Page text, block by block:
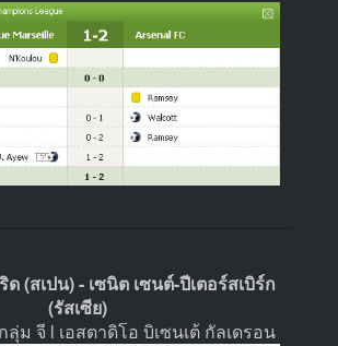
(สเปน) - เซนิต เซนต์-ปีเตอร์สเบิร์ก
(รัสเซีย)
ลุ่ม จี l เอสตาดิโอ บิเซนเต้ กัลเดรอน